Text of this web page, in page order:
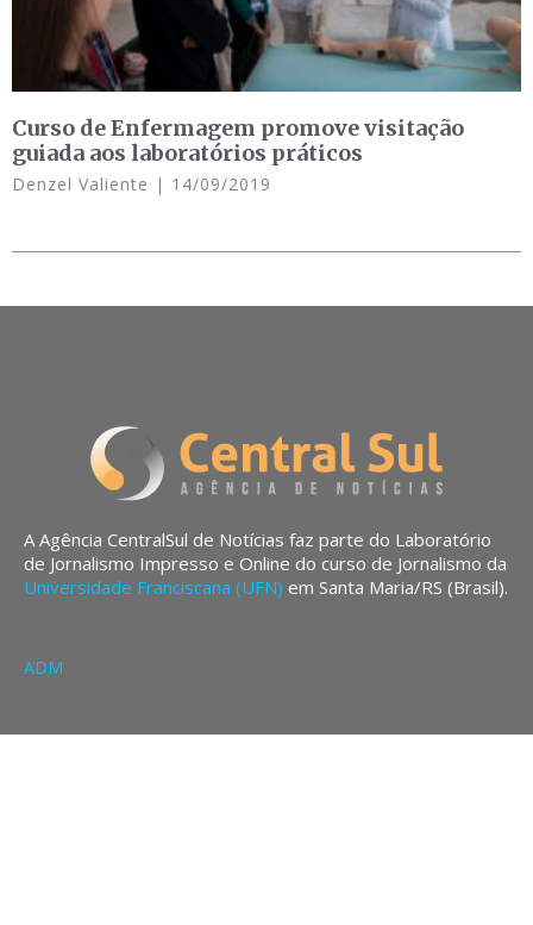
Curso de Enfermagem promove visitação
guiada aos laboratórios práticos
Denzel Valiente 14/09/2019
A Agência CentralSul de Notícias faz parte do Laboratório
de Jornalismo Impresso e Online do curso de Jornalismo da
Universidade Franciscana (UFN) em Santa Maria/RS (Brasil).
ADM